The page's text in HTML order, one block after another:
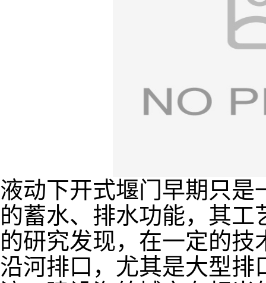
液动下开式堰门早期只
的蓄水、排水功能，其
的研究发现，在一定的
沿河排口，尤其是大型排